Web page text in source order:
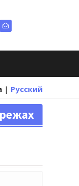
| Русский